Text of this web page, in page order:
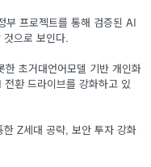
부 프로젝트를 통해 검증된 AI
으로 보인다.
한 초거대언어모델 기반 개인화
환 드라이브를 강화하고 있
Z세대 공략, 보안 투자 강화